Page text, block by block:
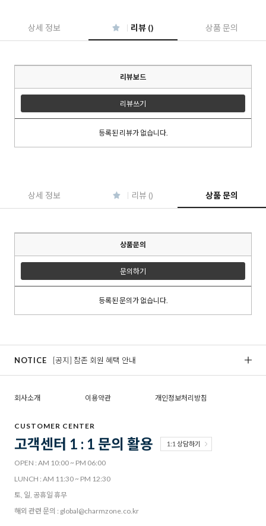
상세 정보 리뷰 () 상품 문의
리뷰보드
리뷰쓰기
등록된 리뷰가 없습니다.
상세 정보 리뷰 () 상품 문의
상품문의
문의하기
등록된 문의가 없습니다.
NOTICE [공지] 참존 회원 혜택 안내
회사소개 이용약관 개인정보처리방침
CUSTOMER CENTER
고객센터 1 : 1 문의 활용 1:1 상담하기
OPEN : AM 10:00 ~ PM 06:00
LUNCH : AM 11:30 ~ PM 12:30
토, 일, 공휴일 휴무
해외 관련 문의 : global@charmzone.co.kr